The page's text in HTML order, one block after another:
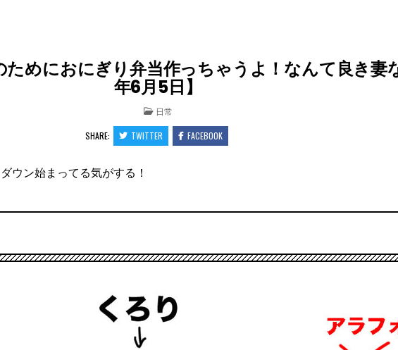
めにおにぎり弁当作っちゃうよ！なんて良き妻
年6月5日】
POSTED
IN
日常
SHARE: TWITTER FACEBOOK
ウン始まってる気がする！